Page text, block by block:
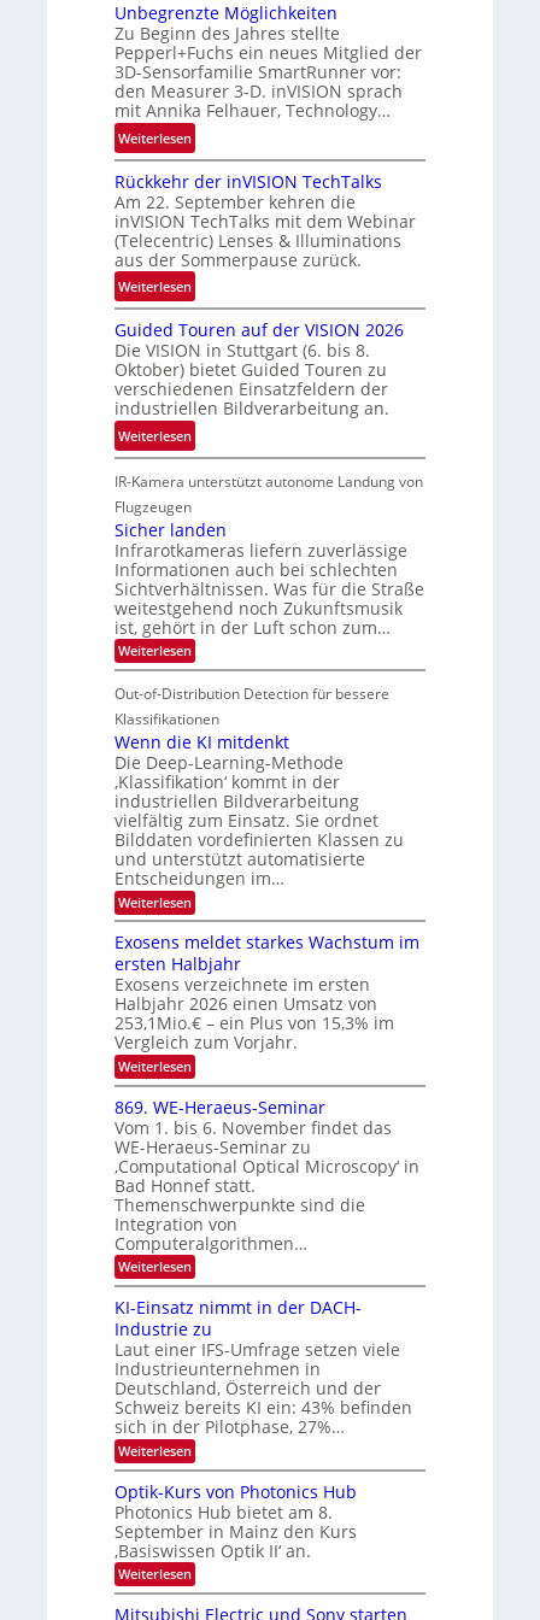
R
a
u
m
f
a
h
r
t
t
e
c
h
n
i
k
t
n
e
r
s
c
h
t
z
w
i
s
c
h
e
n
4
K
M
e
m
s
u
n
d
M
a
n
t
i
S
p
e
c
t
r
a
Unbegrenzte Möglichkeiten
Zu Beginn des Jahres stellte
Pepperl+Fuchs ein neues Mitglied der
3D-Sensorfamilie SmartRunner vor:
den Measurer 3-D. inVISION sprach
mit Annika Felhauer, Technology…
Weiterlesen:
U
n
b
e
g
r
e
z
t
e
M
ö
g
l
i
c
h
k
e
i
t
e
n
Rückkehr der inVISION TechTalks
Am 22. September kehren die
inVISION TechTalks mit dem Webinar
(Telecentric) Lenses & Illuminations
aus der Sommerpause zurück.
Weiterlesen:
R
ü
c
k
k
e
h
d
e
r
i
n
V
I
S
I
O
N
T
e
c
h
T
a
l
k
s
Guided Touren auf der VISION 2026
Die VISION in Stuttgart (6. bis 8.
Oktober) bietet Guided Touren zu
verschiedenen Einsatzfeldern der
industriellen Bildverarbeitung an.
Weiterlesen:
G
u
i
d
e
d
T
o
u
r
e
u
f
d
e
r
V
I
S
I
O
N
2
0
2
6
IR-Kamera unterstützt autonome Landung von
Flugzeugen
Sicher landen
Infrarotkameras liefern zuverlässige
Informationen auch bei schlechten
Sichtverhältnissen. Was für die Straße
weitestgehend noch Zukunftsmusik
ist, gehört in der Luft schon zum…
Weiterlesen:
S
c
h
r
l
a
n
d
e
n
Out-of-Distribution Detection für bessere
Klassifikationen
Wenn die KI mitdenkt
Die Deep-Learning-Methode
‚Klassifikation‘ kommt in der
industriellen Bildverarbeitung
vielfältig zum Einsatz. Sie ordnet
Bilddaten vordefinierten Klassen zu
und unterstützt automatisierte
Entscheidungen im…
Weiterlesen:
W
n
n
d
i
e
K
I
m
i
t
d
e
n
k
t
Exosens meldet starkes Wachstum im
ersten Halbjahr
Exosens verzeichnete im ersten
Halbjahr 2026 einen Umsatz von
253,1Mio.€ – ein Plus von 15,3% im
Vergleich zum Vorjahr.
Weiterlesen:
E
x
o
s
e
n
s
m
e
l
d
e
t
s
t
a
r
k
e
s
W
a
c
h
s
t
u
m
i
m
e
869. WE-Heraeus-Seminar
Vom 1. bis 6. November findet das
WE-Heraeus-Seminar zu
‚Computational Optical Microscopy‘ in
Bad Honnef statt.
Themenschwerpunkte sind die
Integration von
Computeralgorithmen…
Weiterlesen:
8
9
.
W
E
-
H
e
r
a
e
u
s
-
S
e
m
i
KI-Einsatz nimmt in der DACH-
Industrie zu
Laut einer IFS-Umfrage setzen viele
Industrieunternehmen in
Deutschland, Österreich und der
Schweiz bereits KI ein: 43% befinden
sich in der Pilotphase, 27%…
Weiterlesen:
K
-
E
i
n
s
a
Optik-Kurs von Photonics Hub
Photonics Hub bietet am 8.
September in Mainz den Kurs
‚Basiswissen Optik II‘ an.
Weiterlesen:
O
p
Mitsubishi Electric und Sony starten